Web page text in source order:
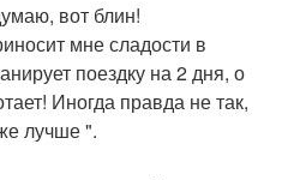
вот блин!
мне сладости в
поездку на 2 дня, о
Иногда правда не так,
лучше ".